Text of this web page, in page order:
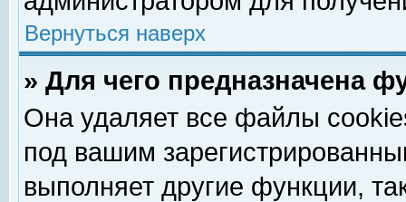
Вернуться наверх
» Для чего предназначена
Она удаляет все файлы
под вашим
выполняет другие функции,